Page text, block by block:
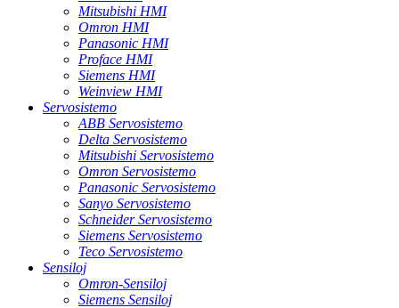
Mitsubishi HMI
Omron HMI
Panasonic HMI
Proface HMI
Siemens HMI
Weinview HMI
Servosistemo
ABB Servosistemo
Delta Servosistemo
Mitsubishi Servosistemo
Omron Servosistemo
Panasonic Servosistemo
Sanyo Servosistemo
Schneider Servosistemo
Siemens Servosistemo
Teco Servosistemo
Sensiloj
Omron-Sensiloj
Siemens Sensiloj